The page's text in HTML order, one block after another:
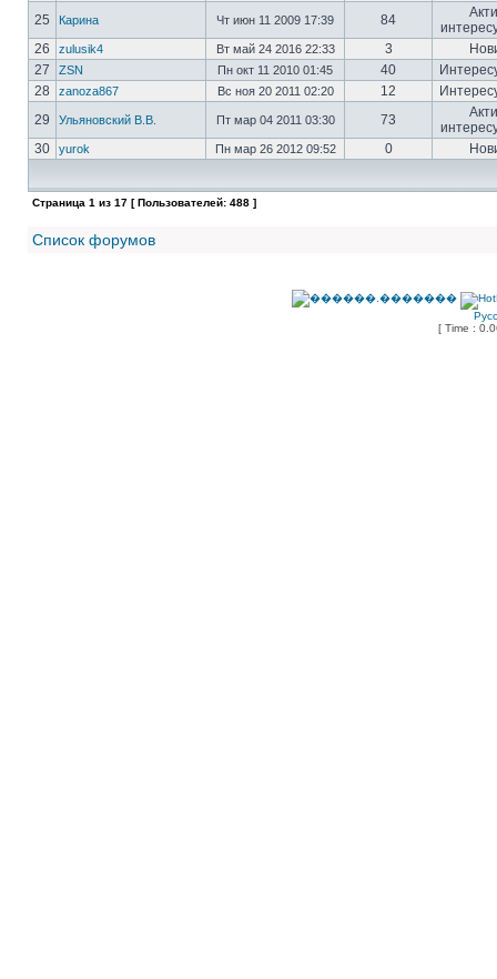
25
Карина Чт июн 11 2009 17:39 84
26
zulusik4 Вт май 24 2016 22:33 3
27
ZSN Пн окт 11 2010 01:45 40
28
zanoza867 Вс ноя 20 2011 02:20 12
29
Ульяновский В.В. Пт мар 04 2011 03:30 73
30
yurok Пн мар 26 2012 09:52 0
Страница 1 из 17 [ Пользователей: 488 ]
Список форумов
[ Time :